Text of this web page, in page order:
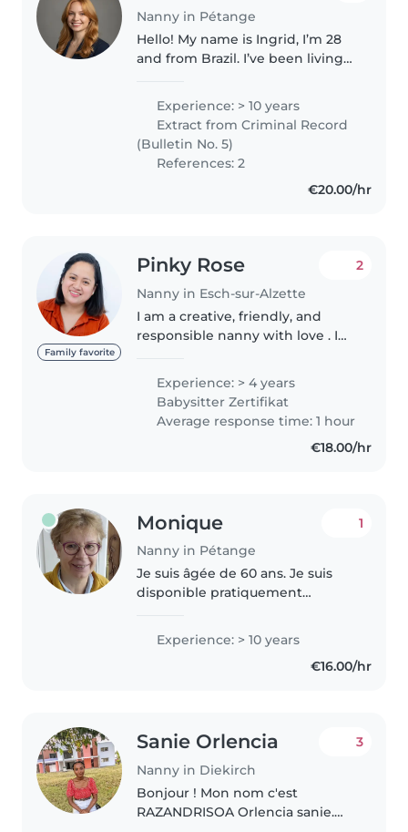
Nanny in Pétange
Hello! My name is Ingrid, I’m 28
and from Brazil. I’ve been living
years working as an Au Pair — in
Switzerland, Austria, and now
Luxembourg. I’ve cared..
Experience: > 10 years
Extract from Criminal Record
(Bulletin No. 5)
References: 2
€20.00/hr
Family favorite
Pinky Rose
Nanny in Esch-sur-Alzette
2
I am a creative, friendly, and
responsible nanny with love . I
preschoolers, grade-schoolers,
and even babies. I have first aid
certification..
Experience: > 4 years
Babysitter Zertifikat
Average response time: 1 hour
€18.00/hr
Monique
Nanny in Pétange
1
Je suis âgée de 60 ans. Je suis
disponible pratiquement
actuellement des enfants en
France et à Luxembourg. Je
cherche un minimum de durée
Experience: > 10 years
€16.00/hr
Sanie Orlencia
Nanny in Diekirch
3
Bonjour ! Mon nom c'est
RAZANDRISOA Orlencia sanie.